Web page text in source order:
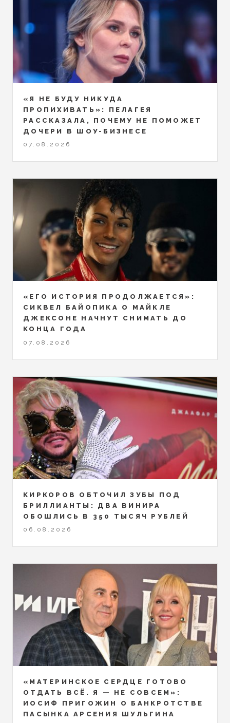
«Я НЕ БУДУ НИКУДА
ПРОПИХИВАТЬ»: ПЕЛАГЕЯ
РАССКАЗАЛА, ПОЧЕМУ НЕ ПОМОЖЕТ
ДОЧЕРИ В ШОУ-БИЗНЕСЕ
07.08.2026
«ЕГО ИСТОРИЯ ПРОДОЛЖАЕТСЯ»:
СИКВЕЛ БАЙОПИКА О МАЙКЛЕ
ДЖЕКСОНЕ НАЧНУТ СНИМАТЬ ДО
КОНЦА ГОДА
07.08.2026
КИРКОРОВ ОБТОЧИЛ ЗУБЫ ПОД
БРИЛЛИАНТЫ: ДВА ВИНИРА
ОБОШЛИСЬ В 350 ТЫСЯЧ РУБЛЕЙ
06.08.2026
«МАТЕРИНСКОЕ СЕРДЦЕ ГОТОВО
ОТДАТЬ ВСЁ. Я — НЕ СОВСЕМ»:
ИОСИФ ПРИГОЖИН О БАНКРОТСТВЕ
ПАСЫНКА АРСЕНИЯ ШУЛЬГИНА